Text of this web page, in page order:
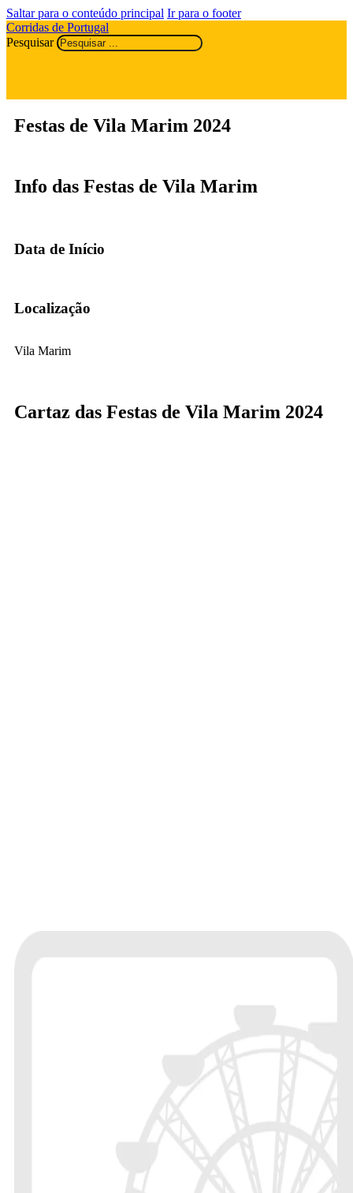
Saltar para o conteúdo principal Ir para o footer
Corridas de Portugal
Pesquisar
Festas de Vila Marim 2024
Info das Festas de Vila Marim
Data de Início
Localização
Vila Marim
Cartaz das Festas de Vila Marim 2024